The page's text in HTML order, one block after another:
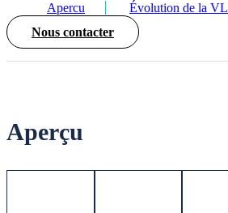
Apercu Évolution de la VL
Nous contacter
Aperçu